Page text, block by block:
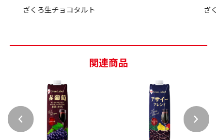
ざくろ生チョコタルト ざ
関連商品